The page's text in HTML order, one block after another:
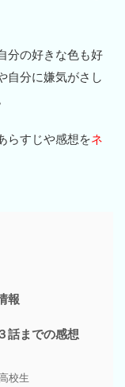
分の好きな色も好
分に嫌気がさし
らすじや感想をネ
報
話までの感想
校生